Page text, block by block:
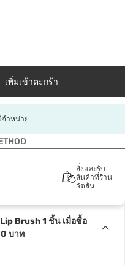
เพิ่มเข้าตะกร้า
จำหน่าย
สั่งและรับ
สินค้าที่ร้าน
วัตสัน
Brush 1 ชิ้น เมื่อซื้อ
บาท